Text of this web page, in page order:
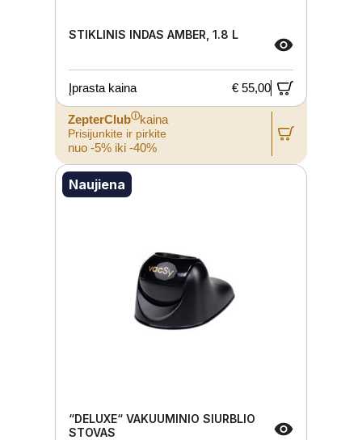
STIKLINIS INDAS AMBER, 1.8 L
Įprasta kaina € 55,00
ZepterClubⓘkaina
Prisijunkite ir pirkite
nuo -5% iki -40%
Naujiena
“DELUXE“ VAKUUMINIO SIURBLIO
STOVAS